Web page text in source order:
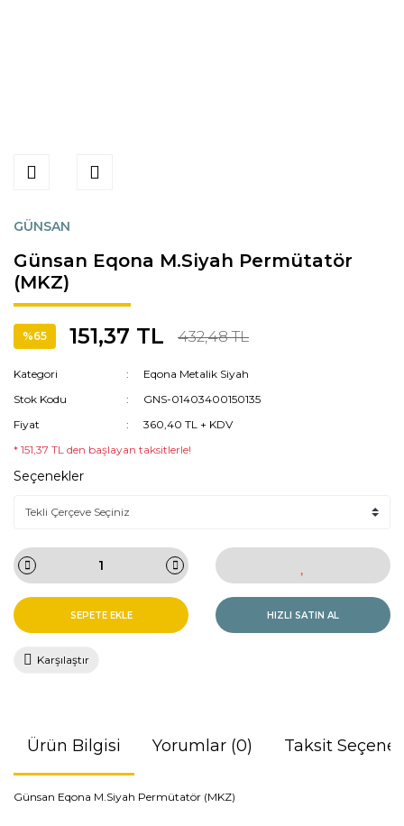
GÜNSAN
Günsan Eqona M.Siyah Permütatör
(MKZ)
%65 151,37 TL 432,48 TL
Kategori
Eqona Metalik Siyah
Stok Kodu
GNS-01403400150135
Fiyat
360,40 TL + KDV
* 151,37 TL den başlayan taksitlerle!
Seçenekler
SEPETE EKLE HIZLI SATIN AL
Karşılaştır
Ürün Bilgisi Yorumlar (0) Taksit
Günsan Eqona M.Siyah Permütatör (MKZ)